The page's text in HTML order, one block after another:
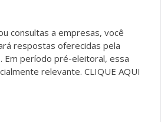
consultas a empresas, você
respostas oferecidas pela
Em período pré-eleitoral, essa
relevante. CLIQUE AQUI